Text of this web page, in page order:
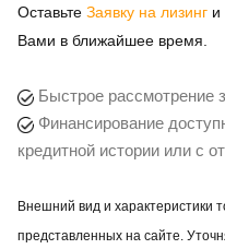
Оставьте Заявку на лизинг и
Вами в ближайшее время.
Быстрое рассмотрение
Финансирование
кредитной истории или с
Внешний вид и характеристики
представленных на сайте.